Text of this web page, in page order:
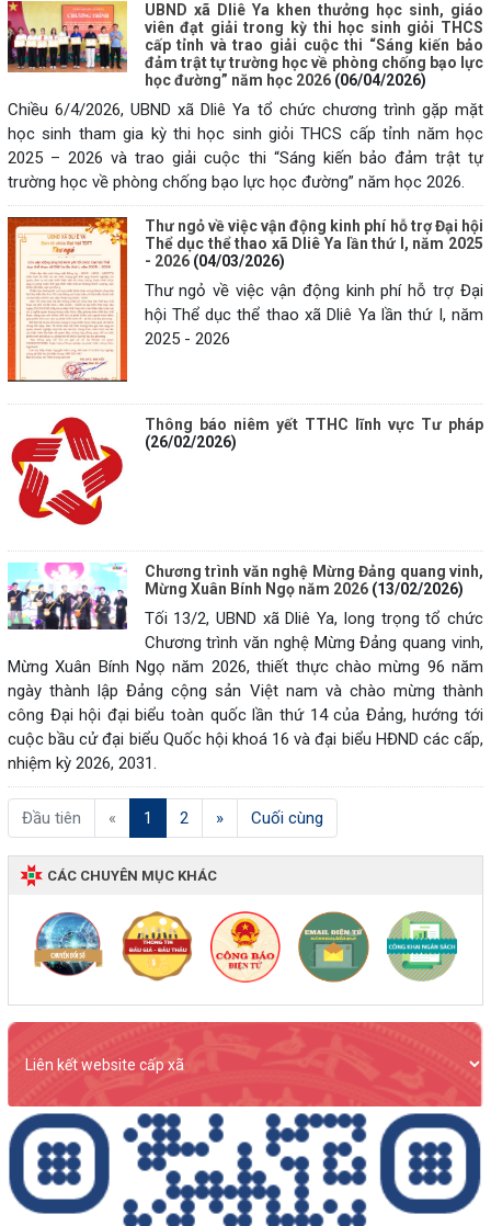
UBND xã Dliê Ya khen thưởng học sinh, giáo
viên đạt giải trong kỳ thi học sinh giỏi THCS
cấp tỉnh và trao giải cuộc thi “Sáng kiến bảo
đảm trật tự trường học về phòng chống bạo lực
học đường” năm học 2026 (06/04/2026)
Chiều 6/4/2026, UBND xã Dliê Ya tổ chức chương trình gặp mặt
học sinh tham gia kỳ thi học sinh giỏi THCS cấp tỉnh năm học
2025 – 2026 và trao giải cuộc thi “Sáng kiến bảo đảm trật tự
trường học về phòng chống bạo lực học đường” năm học 2026.
Thư ngỏ về việc vận động kinh phí hỗ trợ Đại hội
Thể dục thể thao xã Dliê Ya lần thứ I, năm 2025
- 2026 (04/03/2026)
Thư ngỏ về việc vận động kinh phí hỗ trợ Đại
hội Thể dục thể thao xã Dliê Ya lần thứ I, năm
2025 - 2026
Thông báo niêm yết TTHC lĩnh vực Tư pháp
(26/02/2026)
Chương trình văn nghệ Mừng Đảng quang vinh,
Mừng Xuân Bính Ngọ năm 2026 (13/02/2026)
Tối 13/2, UBND xã Dliê Ya, long trọng tổ chức
Chương trình văn nghệ Mừng Đảng quang vinh,
Mừng Xuân Bính Ngọ năm 2026, thiết thực chào mừng 96 năm
ngày thành lập Đảng cộng sản Việt nam và chào mừng thành
công Đại hội đại biểu toàn quốc lần thứ 14 của Đảng, hướng tới
cuộc bầu cử đại biểu Quốc hội khoá 16 và đại biểu HĐND các cấp,
nhiệm kỳ 2026, 2031.
Đầu tiên « 1 (current)
2 » Cuối cùng
CÁC CHUYÊN MỤC KHÁC